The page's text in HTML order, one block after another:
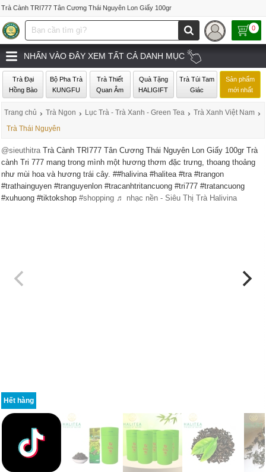
Trà Cành TRI777 Tân Cương Thái Nguyên Lon Giấy 100gr
0
NHẤN VÀO ĐÂY XEM TẤT CẢ DANH MỤC
Trà Đại
Hồng Bào
Bộ Pha Trà
KUNGFU
Trà Thiết
Quan Âm
Quà Tặng
HALIGIFT
Trà Túi Tam
Giác
Sản phẩm
mới nhất
Trang chủ › Trà Ngon › Lục Trà - Trà Xanh - Green Tea › Trà Xanh Việt Nam ›
Trà Thái Nguyên
@sieuthitraTrà Cành TRI777 Tân Cương Thái Nguyên Lon Giấy 100gr Trà
cành Tri 777 mang trong mình một hương thơm đặc trưng, thoang thoảng
như mùi hoa và hương trái cây. ##halivina #halitea #tra #trangon
#trathainguyen #tranguyenlon #tracanhtritancuong #tri777 #tratancuong
#xuhuong #tiktokshop#shopping ♬ nhạc nền - Siêu Thị Trà Halivina
Hết hàng